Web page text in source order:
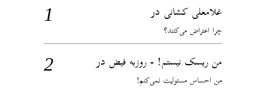
غلامعلی کشانی در
چرا اعتراض می‌کنند؟
من ریسک نیستم! - روزبه فیض در
من احساس مسئولیت نمی‌کنم!